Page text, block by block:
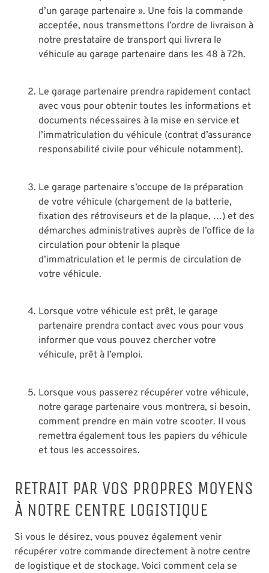
d’un garage partenaire ». Une fois la commande
acceptée, nous transmettons l’ordre de livraison à
notre prestataire de transport qui livrera le
véhicule au garage partenaire dans les 48 à 72h.
Le garage partenaire prendra rapidement contact
avec vous pour obtenir toutes les informations et
documents nécessaires à la mise en service et
l’immatriculation du véhicule (contrat d’assurance
responsabilité civile pour véhicule notamment).
Le garage partenaire s’occupe de la préparation
de votre véhicule (chargement de la batterie,
fixation des rétroviseurs et de la plaque, …) et des
démarches administratives auprès de l’office de la
circulation pour obtenir la plaque
d’immatriculation et le permis de circulation de
votre véhicule.
Lorsque votre véhicule est prêt, le garage
partenaire prendra contact avec vous pour vous
informer que vous pouvez chercher votre
véhicule, prêt à l’emploi.
Lorsque vous passerez récupérer votre véhicule,
notre garage partenaire vous montrera, si besoin,
comment prendre en main votre scooter. Il vous
remettra également tous les papiers du véhicule
et tous les accessoires.
RETRAIT PAR VOS PROPRES MOYENS
À NOTRE CENTRE LOGISTIQUE
Si vous le désirez, vous pouvez également venir
récupérer votre commande directement à notre centre
de logistique et de stockage. Voici comment cela se